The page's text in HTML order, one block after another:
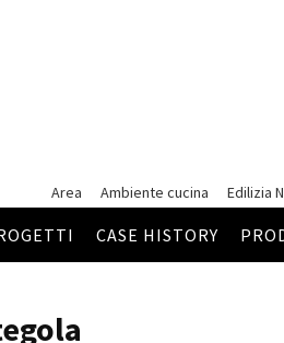
Area
Ambiente cucina Edilizia
CASE HISTORY